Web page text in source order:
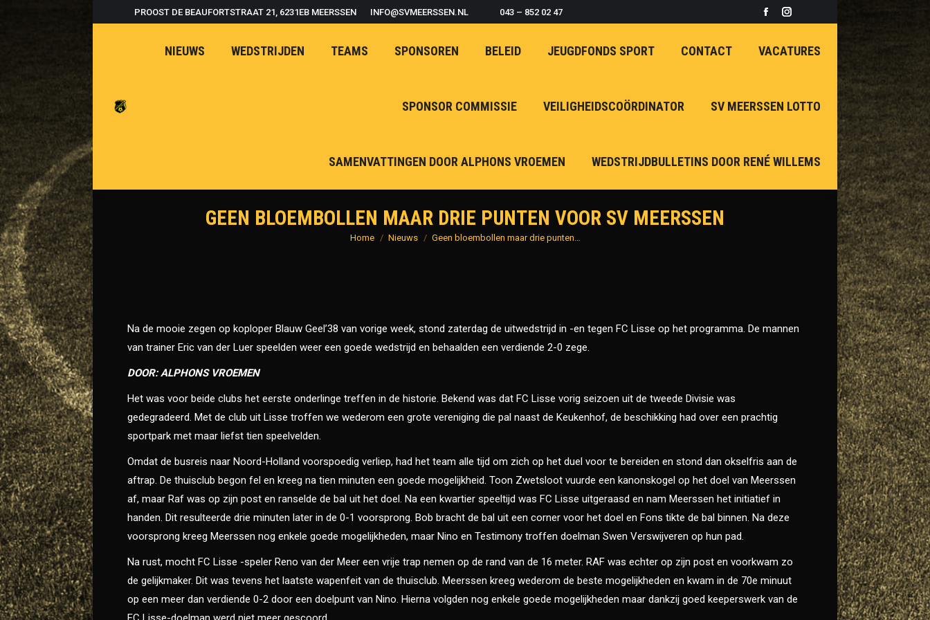
PROOST DE BEAUFORTSTRAAT 21, 6231EB MEERSSEN INFO@SVMEERSSEN.NL 043 – 852 02 47
Facebook
opens
window
Instagram
opens
window
NIEUWS WEDSTRIJDEN TEAMS SPONSOREN BELEID JEUGDFONDS SPORT CONTACT VACATURES
SPONSOR COMMISSIE VEILIGHEIDSCOÖRDINATOR SV MEERSSEN LOTTO
SAMENVATTINGEN DOOR ALPHONS VROEMEN WEDSTRIJDBULLETINS DOOR RENÉ WILLEMS
GEEN BLOEMBOLLEN MAAR DRIE PUNTEN VOOR SV MEERSSEN
Je bent hier:
Home Nieuws Geen bloembollen maar drie punten…
Na de mooie zegen op koploper Blauw Geel’38 van vorige week, stond zaterdag de uitwedstrijd in -en tegen FC Lisse op het programma. De mannen
van trainer Eric van der Luer speelden weer een goede wedstrijd en behaalden een verdiende 2-0 zege.
DOOR: ALPHONS VROEMEN
Het was voor beide clubs het eerste onderlinge treffen in de historie. Bekend was dat FC Lisse vorig seizoen uit de tweede Divisie was
gedegradeerd. Met de club uit Lisse troffen we wederom een grote vereniging die pal naast de Keukenhof, de beschikking had over een prachtig
sportpark met maar liefst tien speelvelden.
Omdat de busreis naar Noord-Holland voorspoedig verliep, had het team alle tijd om zich op het duel voor te bereiden en stond dan okselfris aan de
aftrap. De thuisclub begon fel en kreeg na tien minuten een goede mogelijkheid. Toon Zwetsloot vuurde een kanonskogel op het doel van Meerssen
af, maar Raf was op zijn post en ranselde de bal uit het doel. Na een kwartier speeltijd was FC Lisse uitgeraasd en nam Meerssen het initiatief in
handen. Dit resulteerde drie minuten later in de 0-1 voorsprong. Bob bracht de bal uit een corner voor het doel en Fons tikte de bal binnen. Na deze
voorsprong kreeg Meerssen nog enkele goede mogelijkheden, maar Nino en Testimony troffen doelman Swen Verswijveren op hun pad.
Na rust, mocht FC Lisse -speler Reno van der Meer een vrije trap nemen op de rand van de 16 meter. RAF was echter op zijn post en voorkwam zo
de gelijkmaker. Dit was tevens het laatste wapenfeit van de thuisclub. Meerssen kreeg wederom de beste mogelijkheden en kwam in de 70e minuut
op een meer dan verdiende 0-2 door een doelpunt van Nino. Hierna volgden nog enkele goede mogelijkheden maar dankzij goed keeperswerk van de